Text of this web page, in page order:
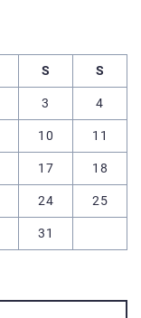
S S
3 4
10 11
17 18
24 25
31